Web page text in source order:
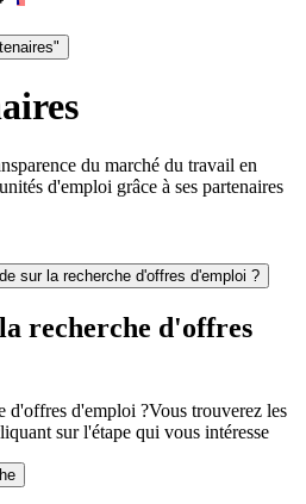
du marché du travail en
d'emploi grâce à ses partenaires
sur la recherche d'offres d'emploi ?
recherche d'offres
d'offres d'emploi ?Vous trouverez les
sur l'étape qui vous intéresse